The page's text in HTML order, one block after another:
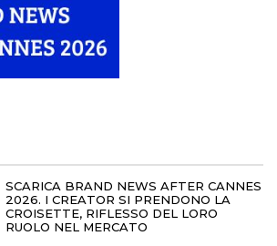
SCARICA BRAND NEWS AFTER CANNES
2026. I CREATOR SI PRENDONO LA
CROISETTE, RIFLESSO DEL LORO
RUOLO NEL MERCATO